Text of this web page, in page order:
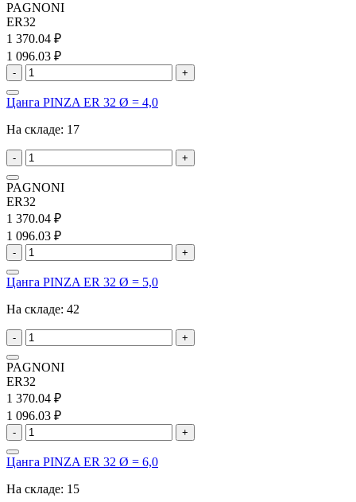
PAGNONI
ER32
1 370.04 ₽
1 096.03 ₽
- +
Цанга PINZA ER 32 Ø = 4,0
На складе: 17
- +
PAGNONI
ER32
1 370.04 ₽
1 096.03 ₽
- +
Цанга PINZA ER 32 Ø = 5,0
На складе: 42
- +
PAGNONI
ER32
1 370.04 ₽
1 096.03 ₽
- +
Цанга PINZA ER 32 Ø = 6,0
На складе: 15